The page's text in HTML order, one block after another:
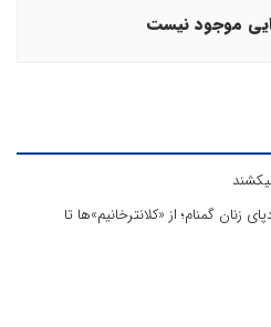
موجود نیست
زنان گمنام؛ از «کلانترخانیم»ها تا